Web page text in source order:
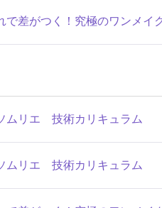
で差がつく！究極のワンメイ
ムリエ 技術カリキュラム
ムリエ 技術カリキュラム